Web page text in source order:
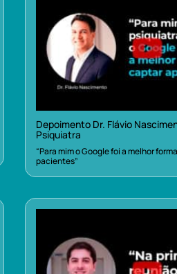
Depoimento Dr. Flávio
Psiquiatra
“Para mim o Google foi a melhor
pacientes”